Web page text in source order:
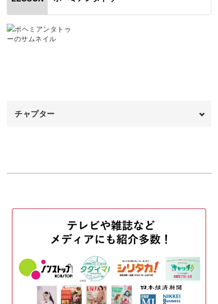
下描きの段階から筆の動かし方まで、丁寧にお見せしてい
りますよ。
仕上げはミラーパウダーで、模様全体をキラキラに！
どうすれば模様の部分にのみパウダーを付けて輝かせるこ
とができるのか、その秘密をレクチャーします。
ぜひマスターしていただきたいです♪
チャプター
マットジェルでコーティングする
タトゥーデザインを描く
ミラーパウダーをのせる 08:04
トップジェルでコーティングする